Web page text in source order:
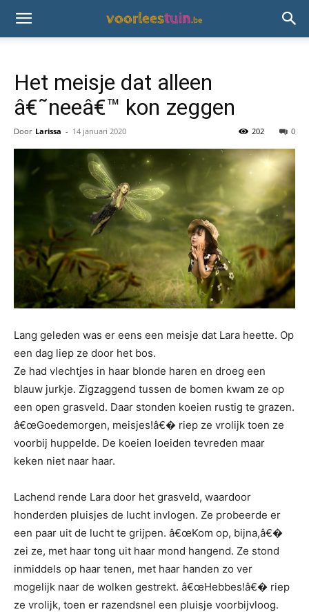
Het meisje dat alleen
â€˜neeâ€™ kon zeggen
Door Larissa - 14 januari 2020 0
202
Lang geleden was er eens een meisje dat Lara heette. Op
een dag liep ze door het bos.
Ze had vlechtjes in haar blonde haren en droeg een
blauw jurkje. Zigzaggend tussen de bomen kwam ze op
een open grasveld. Daar stonden koeien rustig te grazen.
â€œGoedemorgen, meisjes!â€� riep ze vrolijk toen ze
voorbij huppelde. De koeien loeiden tevreden maar
keken niet naar haar.
Lachend rende Lara door het grasveld, waardoor
honderden pluisjes de lucht invlogen. Ze probeerde er
een paar uit de lucht te grijpen. â€œKom op, bijna,â€�
zei ze, met haar tong uit haar mond hangend. Ze stond
inmiddels op haar tenen, met haar handen zo ver
mogelijk naar de wolken gestrekt. â€œHebbes!â€� riep
ze vrolijk, toen er razendsnel een pluisje voorbijvloog.